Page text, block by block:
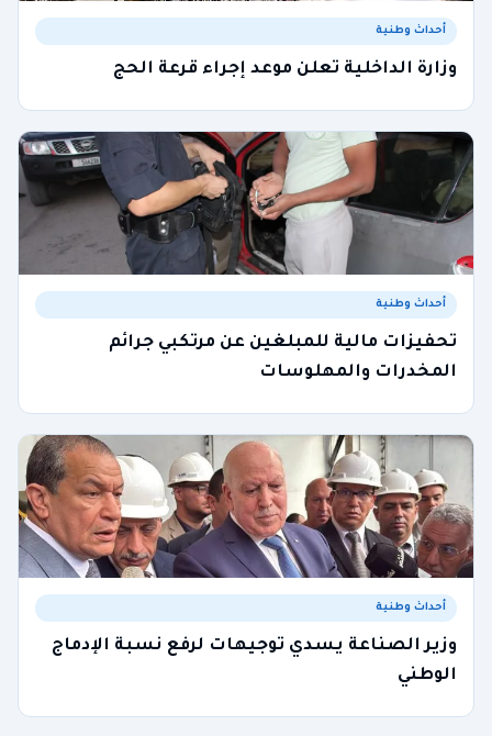
أحداث وطنية
وزارة الداخلية تعلن موعد إجراء قرعة الحج
أحداث وطنية
تحفيزات مالية للمبلغين عن مرتكبي جرائم
المخدرات والمهلوسات
أحداث وطنية
وزير الصناعة يسدي توجيهات لرفع نسبة الإدماج
الوطني